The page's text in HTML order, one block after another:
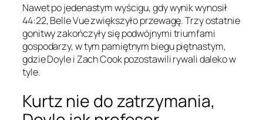
Nawet po jedenastym wyścigu, gdy wynik wynosił
44:22, Belle Vue zwiększyło przewagę. Trzy ostatnie
gonitwy zakończyły się podwójnymi triumfami
gospodarzy, w tym pamiętnym biegu piętnastym,
gdzie Doyle i Zach Cook pozostawili rywali daleko w
tyle.
Kurtz nie do zatrzymania,